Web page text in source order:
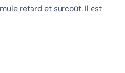
retard et surcoût. Il est